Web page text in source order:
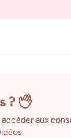
?
aux